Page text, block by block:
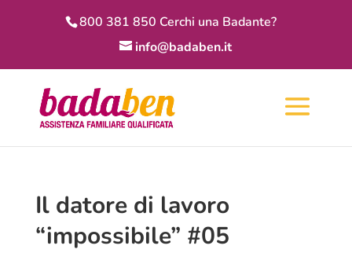
800 381 850 Cerchi una Badante?
info@badaben.it
Il datore di lavoro
“impossibile” #05